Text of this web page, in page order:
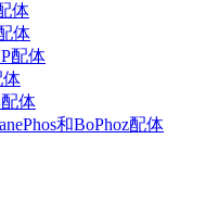
体
体
配体
体
体
和BoPhoz配体